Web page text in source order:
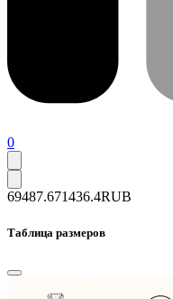
0
69487.671436.4RUB
Таблица размеров